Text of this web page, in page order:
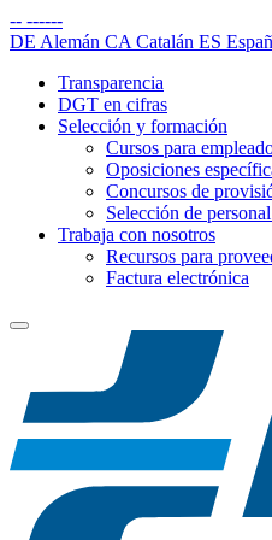
-- ------
DE Alemán CA Catalán ES
Transparencia
DGT en cifras
Selección y formación
Cursos para
Oposiciones
Concursos de
Selección de
Trabaja con nosotros
Recursos para
Factura electrónica